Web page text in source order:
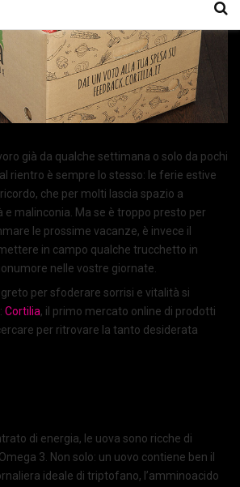
già da qualche settimana o solo da pochi
rientro è sempre lo stesso: le ferie estive
che per molti lascia spazio a
malinconia. Ma se è troppo presto per
le prossime vacanze, è invece il
in campo qualche trucchetto in
nelle vostre giornate.
per sfoderare sorrisi e vitalità si
Cortilia, il primo mercato online di prodotti
per ritrovare la tanto desiderata
di energia, le uova sono ricche di
3. Non solo: un uovo contiene ben il
ideale di triptofano, l’amminoacido